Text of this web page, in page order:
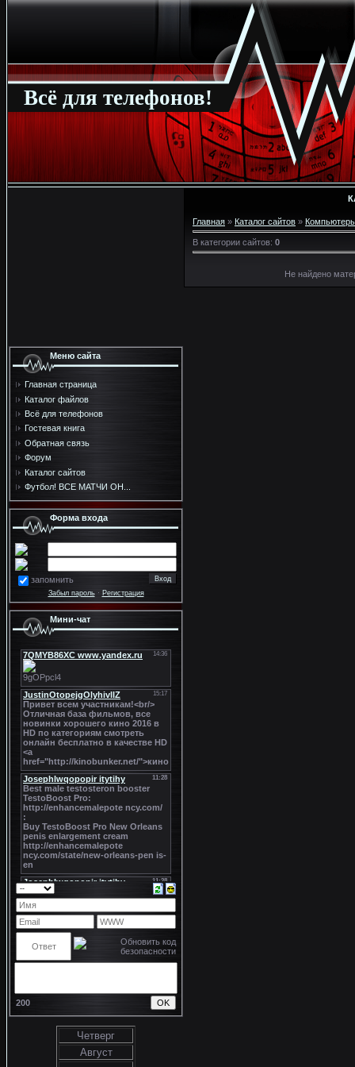
Всё для телефонов!
Меню сайта
Главная страница
Каталог файлов
Всё для телефонов
Гостевая книга
Обратная связь
Форум
Каталог сайтов
Футбол! ВСЕ МАТЧИ ОН...
Форма входа
запомнить
Забыл пароль· Регистрация
Мини-чат
200
Четверг
Август
Главная » Каталог сайтов »
В категории сайтов: 0
Не найдено